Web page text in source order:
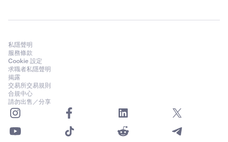
私隱聲明
服務條款
Cookie 設定
求職者私隱聲明
揭露
交易所交易規則
合規中心
請勿出售／分享